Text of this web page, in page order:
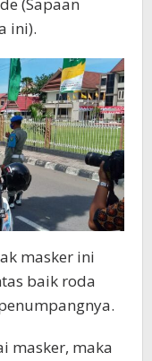
ini).
masker ini
baik roda
masker, maka